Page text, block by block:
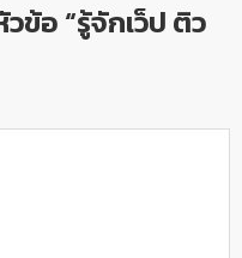
ข้อ “รู้จักเว็ป ติว